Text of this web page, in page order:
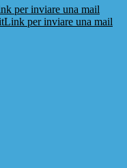
per inviare una mail
Link per inviare una mail